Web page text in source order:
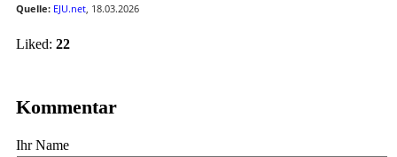
Quelle: EJU.net , 18.03.2026
Vote up!
Vote down!
Liked: 22
Kommentar
Ihr Name